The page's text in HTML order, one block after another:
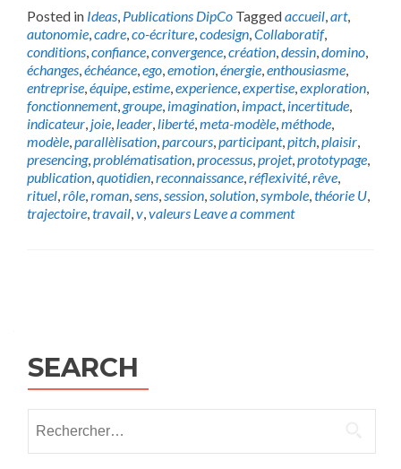
Posted in Ideas, Publications DipCo Taggedaccueil,art,
autonomie,cadre,co-écriture,codesign,Collaboratif,
conditions,confiance,convergence,création,dessin,domino,
échanges,échéance,ego,emotion,énergie,enthousiasme,
entreprise,équipe,estime,experience,expertise,exploration,
fonctionnement,groupe, imagination, impact, incertitude,
indicateur, joie, leader, liberté,meta-modèle,méthode,
modèle,parallèlisation,parcours,participant,pitch,plaisir,
presencing,problématisation,processus,projet,prototypage,
publication,quotidien,reconnaissance,réflexivité,rêve,
rituel,rôle,roman,sens,session,solution,symbole,théorie U,
trajectoire,travail,v,valeurs Leave a comment
SEARCH